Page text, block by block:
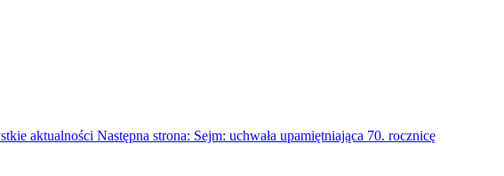
aktualności Następna strona: Sejm: uchwała upamiętniająca 70. rocznicę